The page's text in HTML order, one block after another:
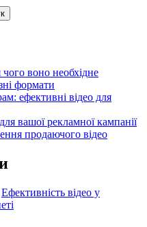
воно необхідне
формати
ефективні відео для
вашої рекламної кампанії
продаючого відео
Ефективність відео у